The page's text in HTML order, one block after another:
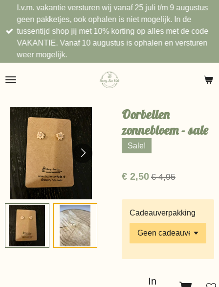
direct
naar
hoofdinhoud
I.v.m. vakantie versturen wij vanaf 25 juli t/m 9 augustus
geen pakketjes, ook ophalen is niet mogelijk. In de
tussentijd shop jij met 10% korting op alles met de code
VAKANTIE. Vanaf 10 augustus is ophalen en versturen
weer mogelijk.
Oorbellen
zonnebloem - sale
Sale!
€ 2,50 € 4,95
Cadeauverpakking
In